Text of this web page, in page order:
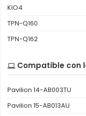
KIO4
TPN-Q160
TPN-Q162
Compatible con
Pavilion 14-AB003TU
Pavilion 15-AB013AU